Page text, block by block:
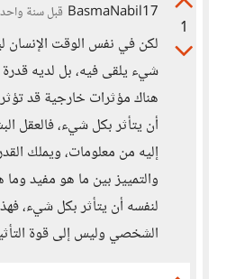
1
BasmaNabil17 قبل سنة
لكن في نفس الوقت
شيء يلقى فيه، بل لديه قدرة
هناك مؤثرات خارجية قد
أن يتأثر بكل شيء، فالعقل
إليه من معلومات، ويملك
والتمييز بين ما هو مفيد
لنفسه أن يتأثر بكل شيء،
الشخصي وليس إلى قوة